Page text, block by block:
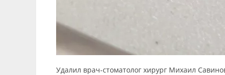
Удалил врач-стоматолог хирург Михаил